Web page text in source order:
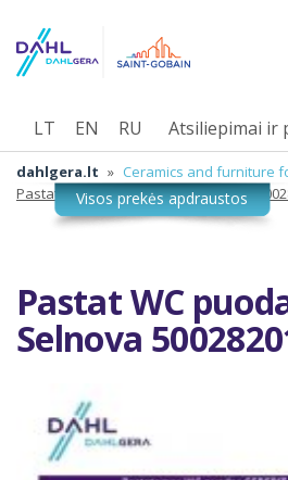
Atsiliepimai ir
LT EN RU
dahlgera.lt » Ceramics and furniture
Pastat WC puodas GEBERIT Selnova
Pastat WC
Selnova